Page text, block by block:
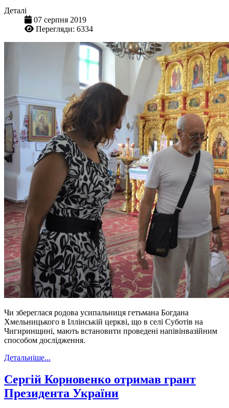
Деталі
07 серпня 2019
Перегляди: 6334
Чи збереглася родова усипальниця гетьмана Богдана
Хмельницького в Іллінській церкві, що в селі Суботів на
Чигиринщині, мають встановити проведені напівінвазійним
способом дослідження.
Детальніше...
Сергій Корновенко отримав грант
Президента України